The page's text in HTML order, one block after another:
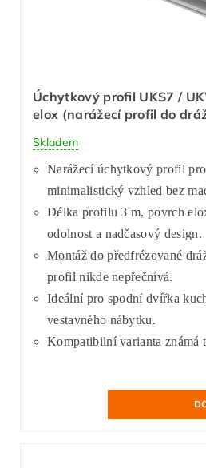
Úchytkový profil UKS7 /
elox (narážecí profil do
Skladem
Narážecí úchytkový profil
minimalistický vzhled bez
Délka profilu 3 m, povrch
odolnost a nadčasový design.
Montáž do předfrézované
profil nikde nepřečnívá.
Ideální pro spodní dvířka
vestavného nábytku.
Kompatibilní varianta známá